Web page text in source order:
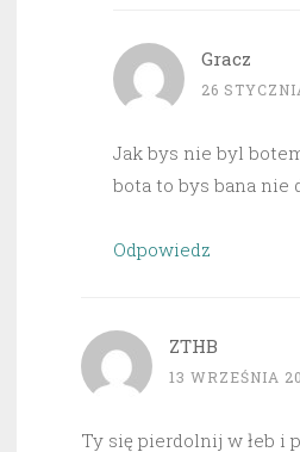
Gracz
26
Jak bys nie byl
bota to bys bana nie
Odpowiedz
ZTHB
13 WRZEŚNIA
Ty się pierdolnij w łeb i